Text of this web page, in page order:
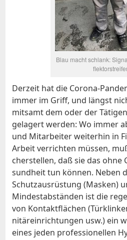
Blau macht schlank:
Der­zeit hat die Co­ro­na-
im­mer im Griff, und längst
mit­samt dem oder der
ge­la­gert wer­den: Wo im­mer
und Mit­ar­bei­ter wei­ter­hin in
Ar­beit ver­rich­ten müs­sen,
cher­stel­len, daß sie das
sund­heit tun kön­nen. Ne­ben
Schutz­aus­rü­stung (Mas­ken)
Min­dest­ab­stän­den ist die
von Kon­takt­flä­chen
ni­tär­ein­rich­tun­gen usw.) ein
ei­nes je­den pro­fes­sio­nel­len